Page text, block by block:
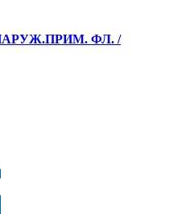
ФЛ. /